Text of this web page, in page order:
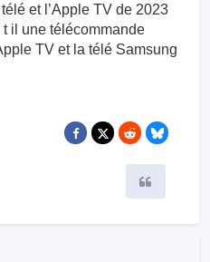
et l’Apple TV de 2023
il une télécommande
TV et la télé Samsung